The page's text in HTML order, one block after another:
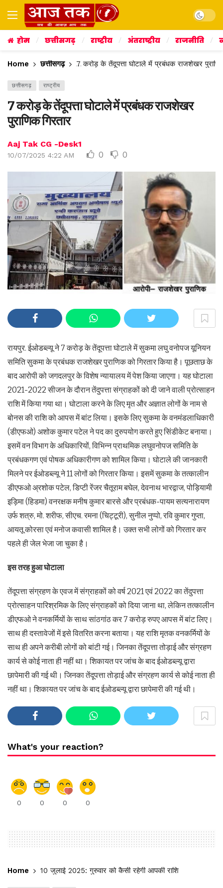
Dark
होम छत्तीसगढ़ राष्ट्रीय अंतराष्ट्रीय राजनीति
Home छत्तीसगढ़ 7 करोड़ के तेंदूपत्ता घोटाले में प्रबंधक राजशेखर
छत्तीसगढ़ राष्ट्रीय
7 करोड़ के तेंदूपत्ता घोटाले में प्रबंधक राजशेखर
पुराणिक गिरतार
Aaj Tak CG -Desk1
10/07/2025 4:22 AM 0 0
रायपुर. ईओडब्ल्यू ने 7 करोड़ के तेंदूपत्ता घोटाले में सुकमा लघु वनोपज यूनियन
समिति सुकमा के प्रबंधक राजशेखर पुराणिक को गिरतार किया है। पूछताछ के
बाद आरोपी को जगदलपुर के विशेष न्यायालय में पेश किया जाएगा। यह घोटाला
2021-2022 सीजन के दौरान तेंदुपत्ता संग्राहकों को दी जाने वाली प्रोत्साहन
राशि में किया गया था। घोटाला करने के लिए मृत और अज्ञात लोगों के नाम से
बोनस की राशि को आपस में बांट लिया। इसके लिए सुकमा के वनमंडलाधिकारी
(डीएफओ) अशोक कुमार पटेल ने पद का दुरुपयोग करते हुए सिंडीकेट बनाया।
इसमें वन विभाग के अधिकारियों, विभिन्न प्राथमिक लघुवनोपज समिति के
प्रबंधकगण एवं पोषक अधिकारीगण को शामिल किया। घोटाले की जानकारी
मिलने पर ईओडब्ल्यू ने 11 लोगों को गिरतार किया। इसमें सुकमा के तत्कालीन
डीएफओ अ्रशोक पटेल, डिप्टी रेंजर चैतूराम बघेल, देवनाथ भारद्वाज, पोड़ियामी
इड़िमा (हिडमा) वनरक्षक मनीष कुमार बारसे और प्रबंधक-पायम सत्यनारायण
उर्फ शत्रु, मो. शरीफ, सीएच. रमना (चिट्टूरी), सुनील नुप्पो, रवि कुमार गुप्ता,
आयतू कोरसा एवं मनोज कवासी शामिल है। उक्त सभी लोगों को गिरतार कर
पहले ही जेल भेजा जा चुका है।
इस तरह हुआ घोटाला
तेंदूपत्ता संग्रहण के एवज में संग्राहकों को वर्ष 2021 एवं 2022 का तेंदुपत्ता
प्रोत्साहन पारिश्रमिक के लिए संग्राहकों को दिया जाना था, लेकिन तत्कालीन
डीएफओ ने वनकर्मियों के साथ सांठगांठ कर 7 करोड़ रुपए आपस में बांट लिए।
साथ ही दस्तावेजों में इसे वितरित करना बताया। यह राशि मृतक वनकर्मियों के
साथ ही अपने करीबी लोगों को बांटी गई। जिनका तेंदूपत्ता तोड़ाई और संग्रहण
कार्य से कोई नाता ही नहीं था। शिकायत पर जांच के बाद ईओडब्ल्यू द्वारा
छापेमारी की गई थी। जिनका तेंदूपत्ता तोड़ाई और संग्रहण कार्य से कोई नाता ही
नहीं था। शिकायत पर जांच के बाद ईओडब्ल्यू द्वारा छापेमारी की गई थी।
What's your reaction?
0 0 0 0
Home 10 जुलाई 2025: गुरुवार को कैसी रहेगी आपकी राशि